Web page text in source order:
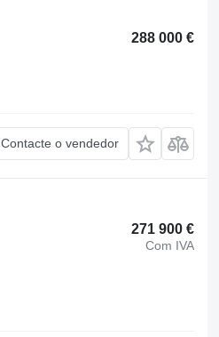
288 000 €
Contacte o vendedor
271 900 €
Com IVA